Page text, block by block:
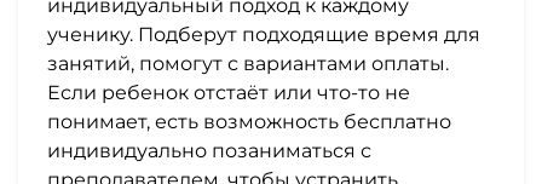
индивидуальный подход к каждому
ученику. Подберут подходящие время для
занятий, помогут с вариантами оплаты.
Если ребенок отстаёт или что-то не
понимает, есть возможность бесплатно
индивидуально позаниматься с